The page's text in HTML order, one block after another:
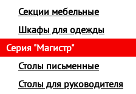
Секции мебельные
Шкафы для одежды
Серия "Магистр"
Столы письменные
Столы для руководителя